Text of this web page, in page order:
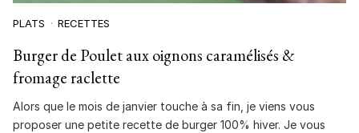
PLATS RECETTES
Burger de Poulet aux oignons caramélisés &
fromage raclette
Alors que le mois de janvier touche à sa fin, je viens vous
proposer une petite recette de burger 100% hiver. Je vous